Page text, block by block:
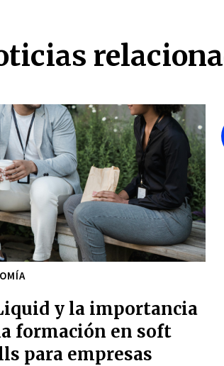
y la importancia
formación en soft
para empresas